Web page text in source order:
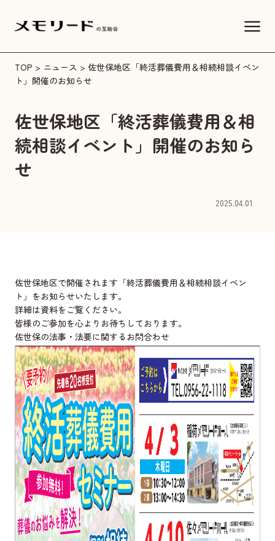
TOP > ニュース > 佐世保地区「終活葬儀費用＆相続相談イベン
ト」開催のお知らせ
佐世保地区「終活葬儀費用＆相
続相談イベント」開催のお知ら
せ
2025.04.01
佐世保地区で開催されます「終活葬儀費用＆相続相談イベン
ト」をお知らせいたします。
詳細は資料をご覧ください。
皆様のご参加を心よりお待ちしております。
佐世保の法事・法要に関するお問合わせ